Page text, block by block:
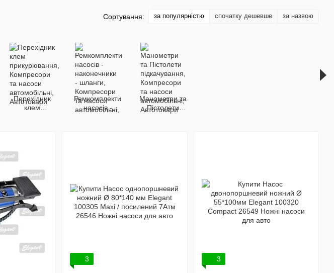
Сортування: за популярністю спочатку дешевше за назвою
Перехідник
клем
Ремкомплекти
насосів -
Манометри та
Пістолети
3 3